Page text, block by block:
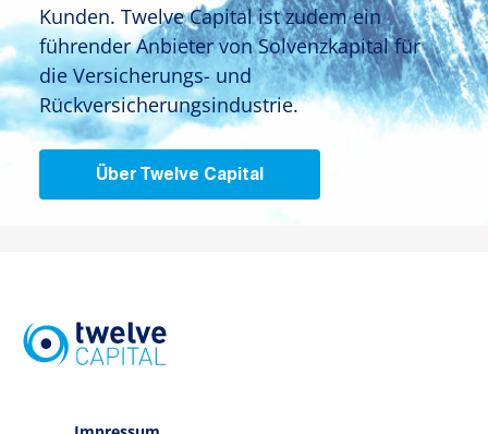
Kunden. Twelve Capital ist zudem ein
führender Anbieter von Solvenzkapital für
die Versicherungs- und
Rückversicherungsindustrie.
Über Twelve Capital